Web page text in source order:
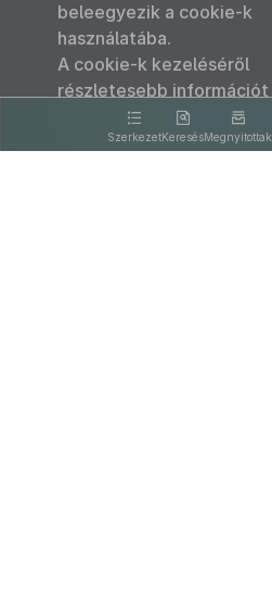
SzerkezetKeresésMegnyitottak
beleegyezik a cookie-k
használatába.
A cookie-k kezeléséről
részletesebb információt
kattintva olvashat.